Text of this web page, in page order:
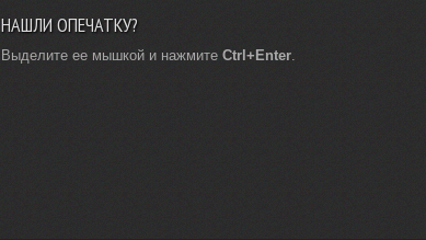
НАШЛИ ОПЕЧАТКУ?
Выделите ее мышкой и нажмите Ctrl+Enter